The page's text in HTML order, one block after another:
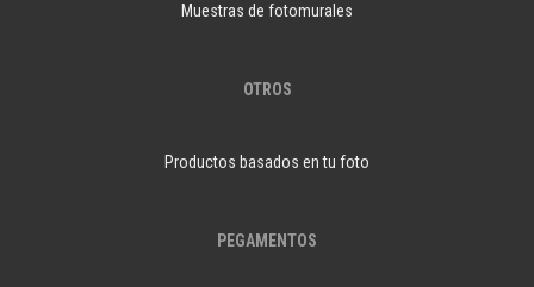
Muestras de fotomurales
OTROS
Productos basados en tu foto
PEGAMENTOS